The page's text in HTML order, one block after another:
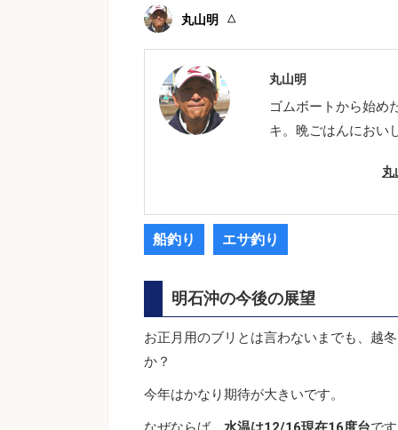
丸山明
丸山明
ゴムボートから始め
キ。晩ごはんにおい
丸
船釣り エサ釣り
明石沖の今後の展望
お正月用のブリとは言わないまでも、越
か？
今年はかなり期待が大きいです。